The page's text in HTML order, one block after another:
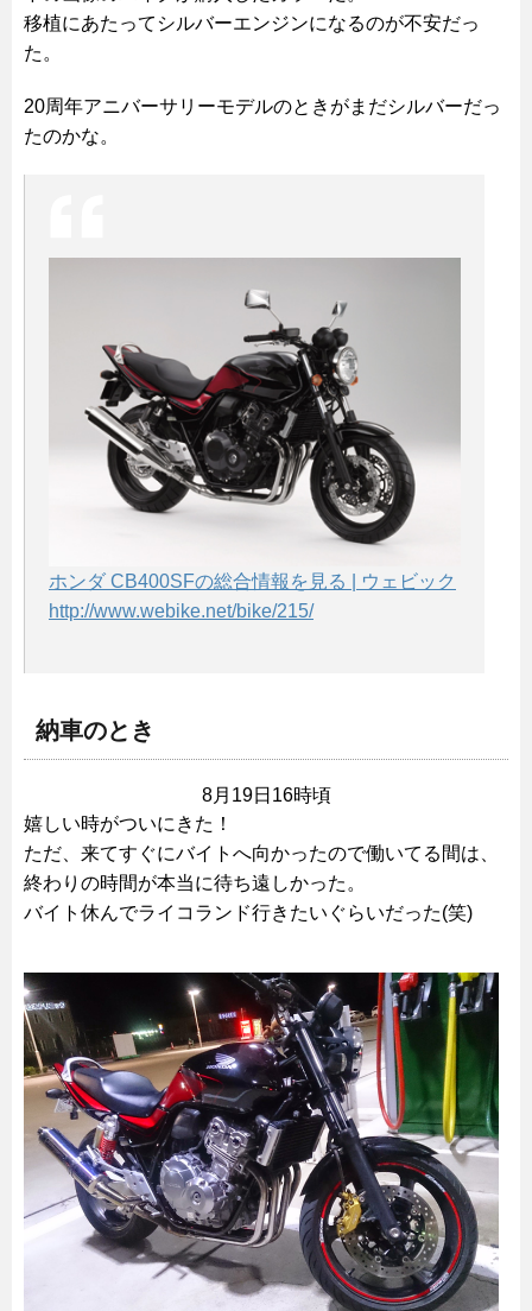
移植にあたってシルバーエンジンになるのが不安だっ
た。
20周年アニバーサリーモデルのときがまだシルバーだっ
たのかな。
ホンダ CB400SFの総合情報を見る | ウェビック
http://www.webike.net/bike/215/
納車のとき
8月19日16時頃
嬉しい時がついにきた！
ただ、来てすぐにバイトへ向かったので働いてる間は、
終わりの時間が本当に待ち遠しかった。
バイト休んでライコランド行きたいぐらいだった(笑)